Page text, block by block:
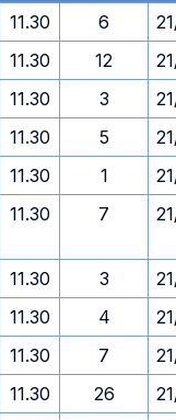
11.30 6
11.30 12
11.30 3
11.30 5
11.30 1
11.30 7
11.30 3
11.30 4
11.30 7
11.30 26